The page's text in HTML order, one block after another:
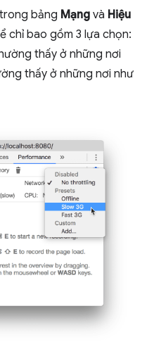
bảng Mạng và Hiệu
chỉ bao gồm 3 lựa chọn:
thấy ở những nơi
thấy ở những nơi như